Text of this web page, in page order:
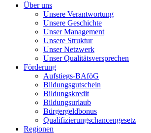
Über uns
Unsere Verantwortung
Unsere Geschichte
Unser Management
Unsere Struktur
Unser Netzwerk
Unser Qualitätsversprechen
Förderung
Aufstiegs-BAföG
Bildungsgutschein
Bildungskredit
Bildungsurlaub
Bürgergeldbonus
Qualifizierungschancengesetz
Regionen